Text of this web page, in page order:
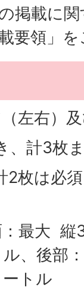
掲載に
要領」
左右）
、計3枚
2枚は必
：最大
、後部
トル